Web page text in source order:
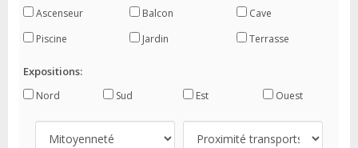
Ascenseur Balcon
Cave
Piscine
Jardin Terrasse
Expositions:
Nord Sud Est Ouest